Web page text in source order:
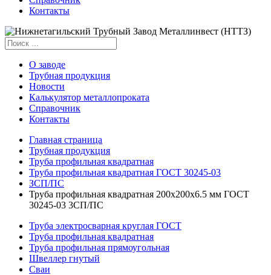
Контакты
О заводе
Трубная продукция
Новости
Калькулятор металлопроката
Справочник
Контакты
Главная страница
Трубная продукция
Труба профильная квадратная
Труба профильная квадратная ГОСТ 30245-03
ЗСП/ПС
Труба профильная квадратная 200x200x6.5 мм ГОСТ
30245-03 3СП/ПС
Труба электросварная круглая ГОСТ
Труба профильная квадратная
Труба профильная прямоугольная
Швеллер гнутый
Сваи